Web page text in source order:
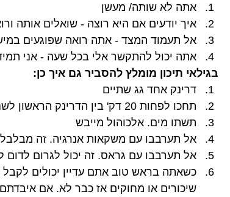
אתה לא שותה/ מעשן
איך יודעים אם היא רוצה - שואלים אותה
אל תעמוד המצד - אתה רואה שפוגעים
אתה יכול להתקשר אלי בכל שעה - אני
בגילאי תיכון מומלץ להסביר גם איך כן:
דרינק אחד גג שתיים
תחכו לפחות 20 דק' בין הדרינק הראשון לשני. תנו רגע למוח לעכל ותראו איך אתם מרגישים
תשתו מים. אלכוהול מייבש
אל תערבבו עם משקאות אנרגיה. זה מבלבל
אל תערבבו עם גראס. זה יכול לגרום לדום
כשאתה בראש טוב אתם עדיין יכולים
שיכורים או מחוקים אז כבר לא. אם